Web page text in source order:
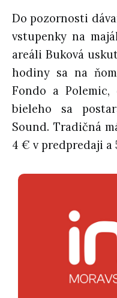
Do pozornosti
vstupenky na
areáli Buková
hodiny sa na
Fondo a
bieleho sa
Sound. Tradičná
4 € v predpredaji a